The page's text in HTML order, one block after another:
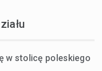
w stolicę poleskiego